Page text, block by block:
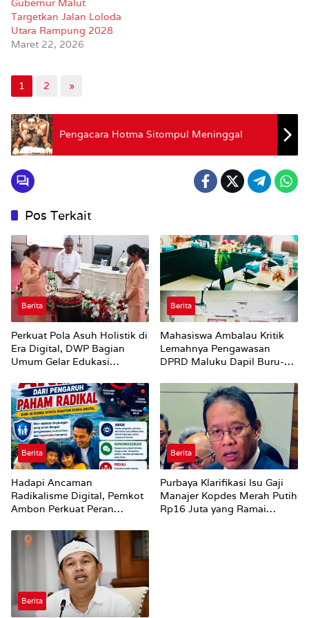
Gubernur Malut
Targetkan Jalan Loloda
Utara Rampung 2028
Maret 22, 2026
1 2 »
Pengacara Hotma Sitompul Meninggal
Pos Terkait
Berita
Perkuat Pola Asuh Holistik di
Era Digital, DWP Bagian
Umum Gelar Edukasi
Berita
Mahasiswa Ambalau Kritik
Lemahnya Pengawasan
DPRD Maluku Dapil Buru-
Perubahan Status Jalan
Berita
Hadapi Ancaman
Radikalisme Digital, Pemkot
Ambon Perkuat Peran
Berita
Purbaya Klarifikasi Isu Gaji
Manajer Kopdes Merah Putih
Rp16 Juta yang Ramai
Berita